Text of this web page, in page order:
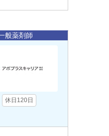
般薬剤師
休日120日